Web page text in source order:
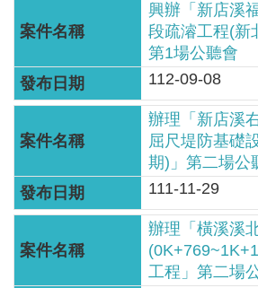
導
回
頁
意
見
信
興辦「新店溪
段疏濬工程(新
第1場公聽會
112-09-08
辦理「新店溪
屈尺堤防基礎
期)」第二場公
111-11-29
辦理「橫溪溪
工程」第二場